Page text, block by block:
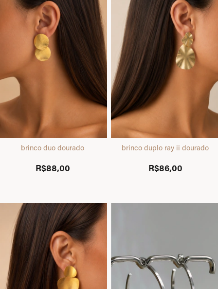
brinco duo dourado
R$88,00
brinco duplo ray ii dourado
R$86,00